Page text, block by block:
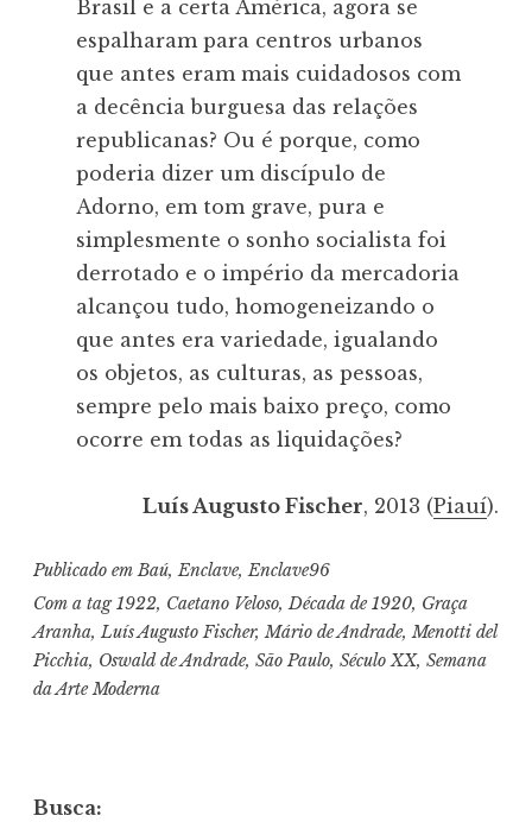
Brasil e a certa América, agora se
espalharam para centros urbanos
que antes eram mais cuidadosos com
a decência burguesa das relações
republicanas? Ou é porque, como
poderia dizer um discípulo de
Adorno, em tom grave, pura e
simplesmente o sonho socialista foi
derrotado e o império da mercadoria
alcançou tudo, homogeneizando o
que antes era variedade, igualando
os objetos, as culturas, as pessoas,
sempre pelo mais baixo preço, como
ocorre em todas as liquidações?
Luís Augusto Fischer, 2013 (Piauí).
Publicado em Baú, Enclave, Enclave96
Com a tag1922, Caetano Veloso,Década de 1920, Graça
Aranha,Luís Augusto Fischer,Mário de Andrade,Menotti del
Picchia, Oswald de Andrade, São Paulo, Século XX, Semana
da Arte Moderna
Busca: